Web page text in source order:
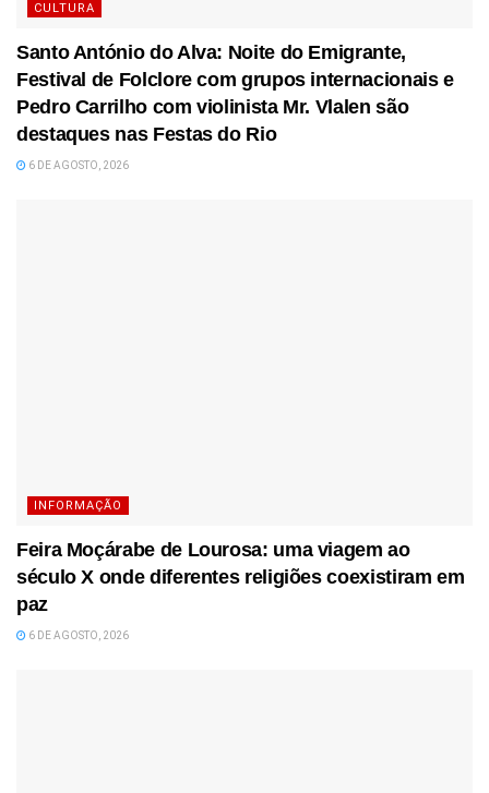
CULTURA
Santo António do Alva: Noite do Emigrante,
Festival de Folclore com grupos internacionais e
Pedro Carrilho com violinista Mr. Vlalen são
destaques nas Festas do Rio
6 DE AGOSTO, 2026
INFORMAÇÃO
Feira Moçárabe de Lourosa: uma viagem ao
século X onde diferentes religiões coexistiram em
paz
6 DE AGOSTO, 2026